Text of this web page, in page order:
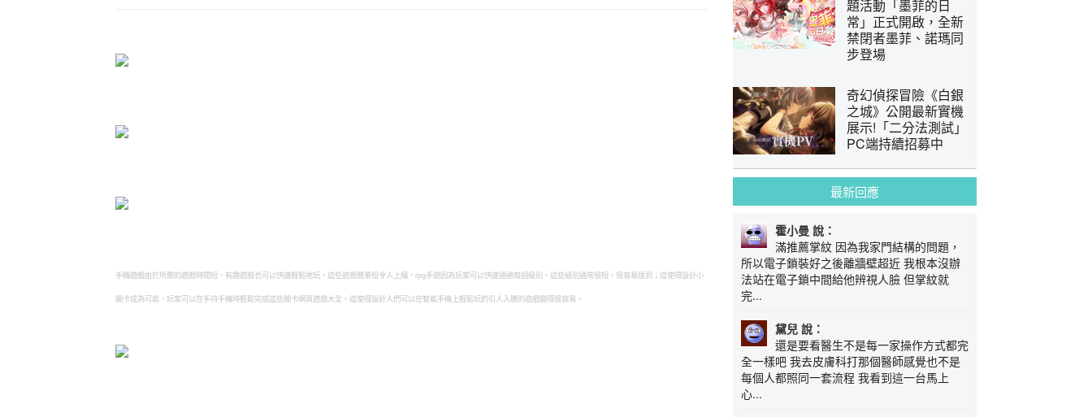
手機遊戲由於所需的遊戲時間短，有趣遊戲也可以快速輕鬆地玩。這些遊戲簡單但令人上癮，rpg手遊因為玩家可以快速通過每個級別。這些級別通常很短，很容易達到；這使得設計小
關卡成為可能，玩家可以在手持手機時輕鬆完成這些關卡網頁遊戲大全。這使得設計人們可以在智能手機上輕鬆玩的引人入勝的遊戲變得很容易。
題活動「墨菲的日
常」正式開啟，全新
禁閉者墨菲、諾瑪同
步登場
奇幻偵探冒險《白銀
之城》公開最新實機
展示!「二分法測試」
PC端持續招募中
最新回應
霍小曼 說：
滿推薦掌紋 因為我家門結構的問題，
所以電子鎖裝好之後離牆壁超近 我根本沒辦
法站在電子鎖中間給他辨視人臉 但掌紋就
完...
黛兒 說：
還是要看醫生不是每一家操作方式都完
全一樣吧 我去皮膚科打那個醫師感覺也不是
每個人都照同一套流程 我看到這一台馬上
心...